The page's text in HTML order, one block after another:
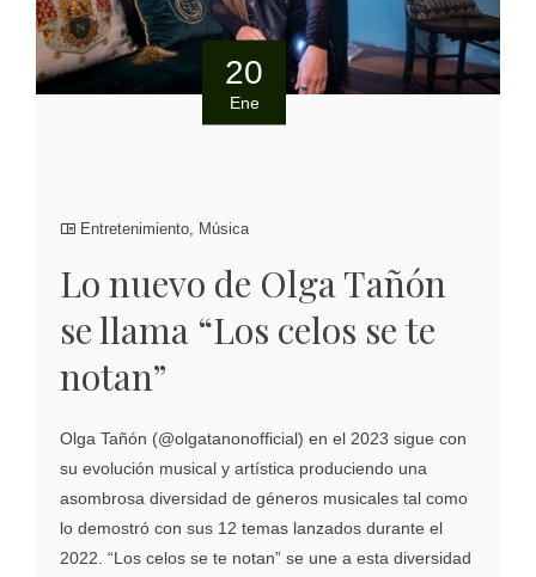
20
Ene
Entretenimiento, Música
Lo nuevo de Olga Tañón
se llama “Los celos se te
notan”
Olga Tañón (@olgatanonofficial) en el 2023 sigue con
su evolución musical y artística produciendo una
asombrosa diversidad de géneros musicales tal como
lo demostró con sus 12 temas lanzados durante el
2022. “Los celos se te notan” se une a esta diversidad